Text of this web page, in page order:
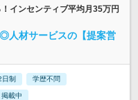
インセンティブ平均月35万円
人材サービスの【提案営
制 学歴不問
載中